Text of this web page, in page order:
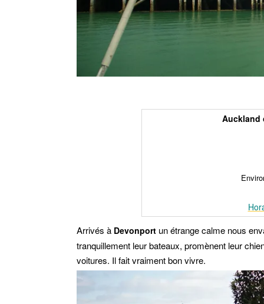
Auckland
Arrivés à Devonport un étrange calme nous
tranquillement leur bateaux, promènent leur
voitures. Il fait vraiment bon vivre.